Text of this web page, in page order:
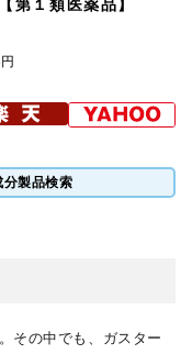
分製品検索
第１類医薬品】
その中でも、ガスター